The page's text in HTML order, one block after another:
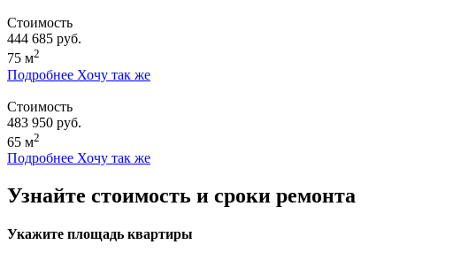
Стоимость
444 685 руб.
75 м2
Подробнее Хочу так же
Стоимость
483 950 руб.
65 м2
Подробнее Хочу так же
Узнайте стоимость и сроки ремонта
Укажите площадь квартиры